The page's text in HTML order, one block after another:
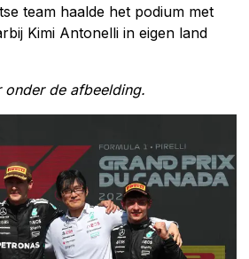
team haalde het podium met
Kimi Antonelli in eigen land
onder de afbeelding.